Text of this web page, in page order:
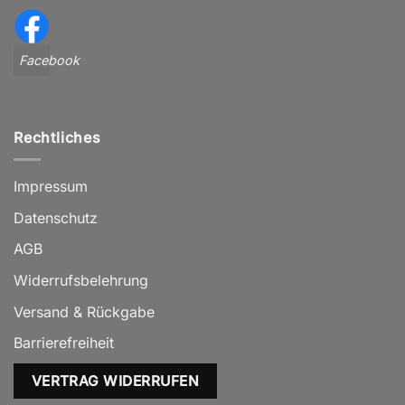
Facebook
Rechtliches
Impressum
Datenschutz
AGB
Widerrufsbelehrung
Versand & Rückgabe
Barrierefreiheit
VERTRAG WIDERRUFEN